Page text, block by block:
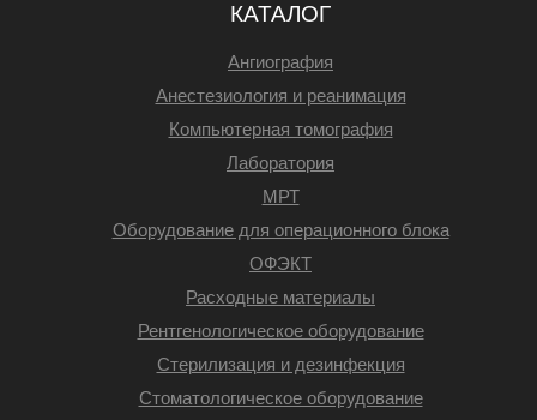
КАТАЛОГ
Ангиография
Анестезиология и реанимация
Компьютерная томография
Лаборатория
МРТ
Оборудование для операционного блока
ОФЭКТ
Расходные материалы
Рентгенологическое оборудование
Стерилизация и дезинфекция
Стоматологическое оборудование